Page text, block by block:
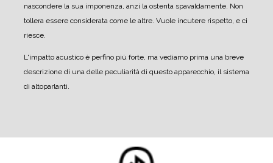
nascondere la sua imponenza, anzi la ostenta spavaldamente. Non
tollera essere considerata come le altre. Vuole incutere rispetto, e ci
riesce.
L'impatto acustico è perfino più forte, ma vediamo prima una breve
descrizione di una delle peculiarità di questo apparecchio, il sistema
di altoparlanti.